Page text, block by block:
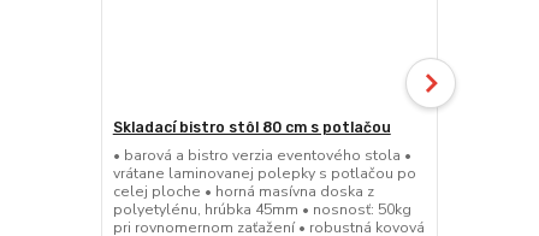
Skladací bistro stôl 80 cm s potlačou
• barová a bistro verzia eventového stola •
vrátane laminovanej polepky s potlačou po
celej ploche • horná masívna doska z
polyetylénu, hrúbka 45mm • nosnosť: 50kg
pri rovnomernom zaťažení • robustná kovová